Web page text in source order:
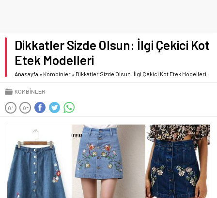
Dikkatler Sizde Olsun: İlgi Çekici Kot
Etek Modelleri
Anasayfa » Kombinler » Dikkatler Sizde Olsun: İlgi Çekici Kot Etek Modelleri
KOMBINLER
A+ A-